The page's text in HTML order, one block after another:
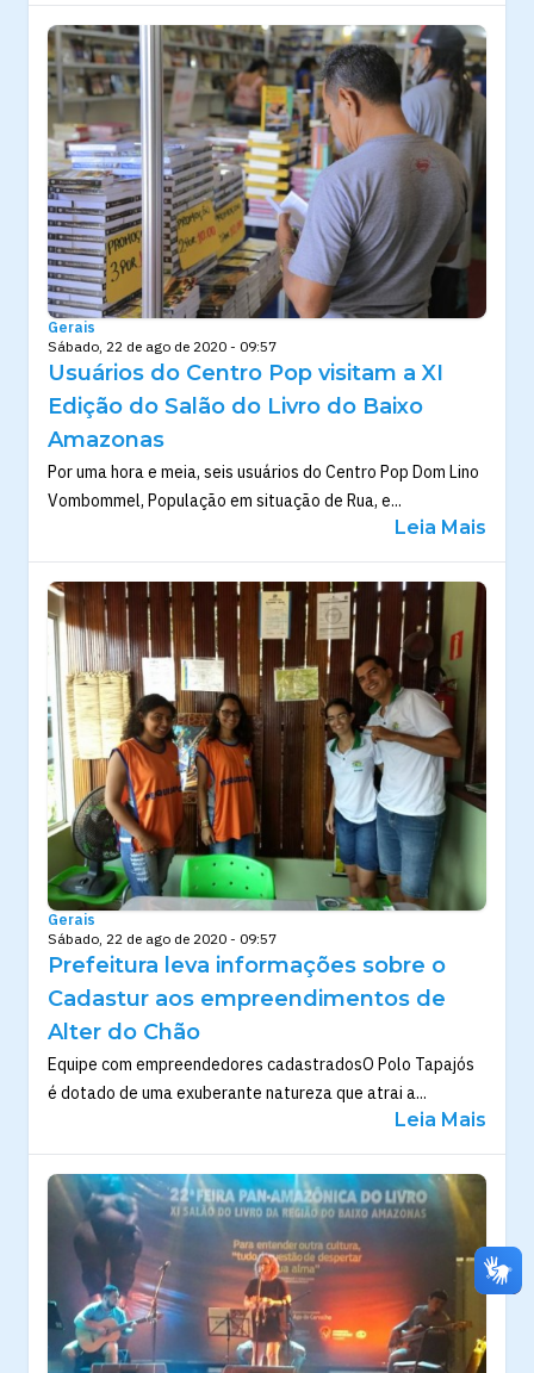
Gerais
Sábado, 22 de ago de 2020 - 09:57
Usuários do Centro Pop visitam a XI
Edição do Salão do Livro do Baixo
Amazonas
Por uma hora e meia, seis usuários do Centro Pop Dom Lino
Vombommel, População em situação de Rua, e...
Leia Mais
Gerais
Sábado, 22 de ago de 2020 - 09:57
Prefeitura leva informações sobre o
Cadastur aos empreendimentos de
Alter do Chão
Equipe com empreendedores cadastradosO Polo Tapajós
é dotado de uma exuberante natureza que atrai a...
Leia Mais